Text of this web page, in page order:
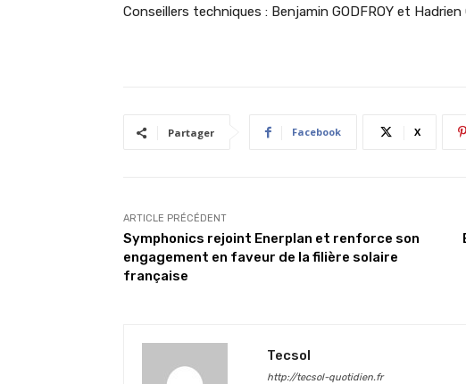
Conseillers techniques : Benjamin GODFROY et Hadrien
Partager Facebook X
ARTICLE PRÉCÉDENT
Symphonics rejoint Enerplan et renforce son
engagement en faveur de la filière solaire
française
Tecsol
http://tecsol-quotidien.fr